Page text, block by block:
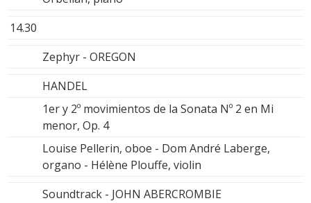
14.30
Zephyr - OREGON
HANDEL
1er y 2º movimientos de la Sonata Nº 2 en Mi
menor, Op. 4
Louise Pellerin, oboe - Dom André Laberge,
organo - Hélène Plouffe, violin
Soundtrack - JOHN ABERCROMBIE